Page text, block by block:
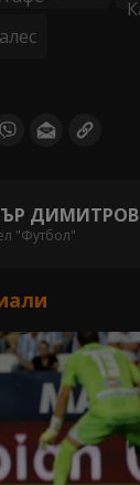
ДИМИТРОВ
"Футбол"